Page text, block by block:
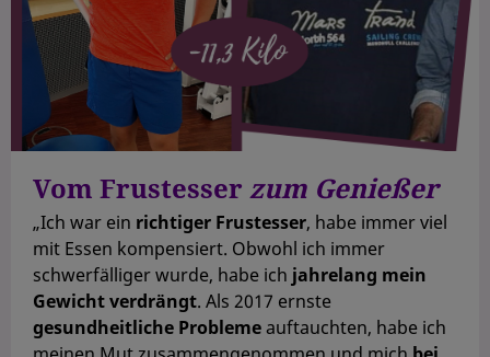
Vom Frustesser zum Genießer
„Ich war ein richtiger Frustesser, habe immer viel
mit Essen kompensiert. Obwohl ich immer
schwerfälliger wurde, habe ich jahrelang mein
Gewicht verdrängt. Als 2017 ernste
gesundheitliche Problemeauftauchten, habe ich